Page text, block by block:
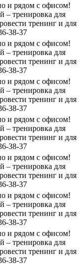
и рядом с офисом!
– тренировка для
тренинг и для
38-37
и рядом с офисом!
– тренировка для
тренинг и для
38-37
и рядом с офисом!
– тренировка для
тренинг и для
38-37
и рядом с офисом!
– тренировка для
тренинг и для
38-37
и рядом с офисом!
– тренировка для
тренинг и для
38-37
и рядом с офисом!
– тренировка для
тренинг и для
38-37
и рядом с офисом!
– тренировка для
тренинг и для
38-37